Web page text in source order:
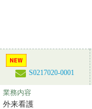
S0217020-0001
業務内容
外来看護